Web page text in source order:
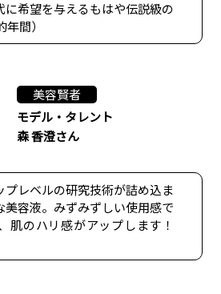
に希望を与えるもはや伝説級の
間）
美容賢者
モデル・タレント
森 香澄さん
プレベルの研究技術が詰め込ま
美容液。みずみずしい使用感で
肌のハリ感がアップします！